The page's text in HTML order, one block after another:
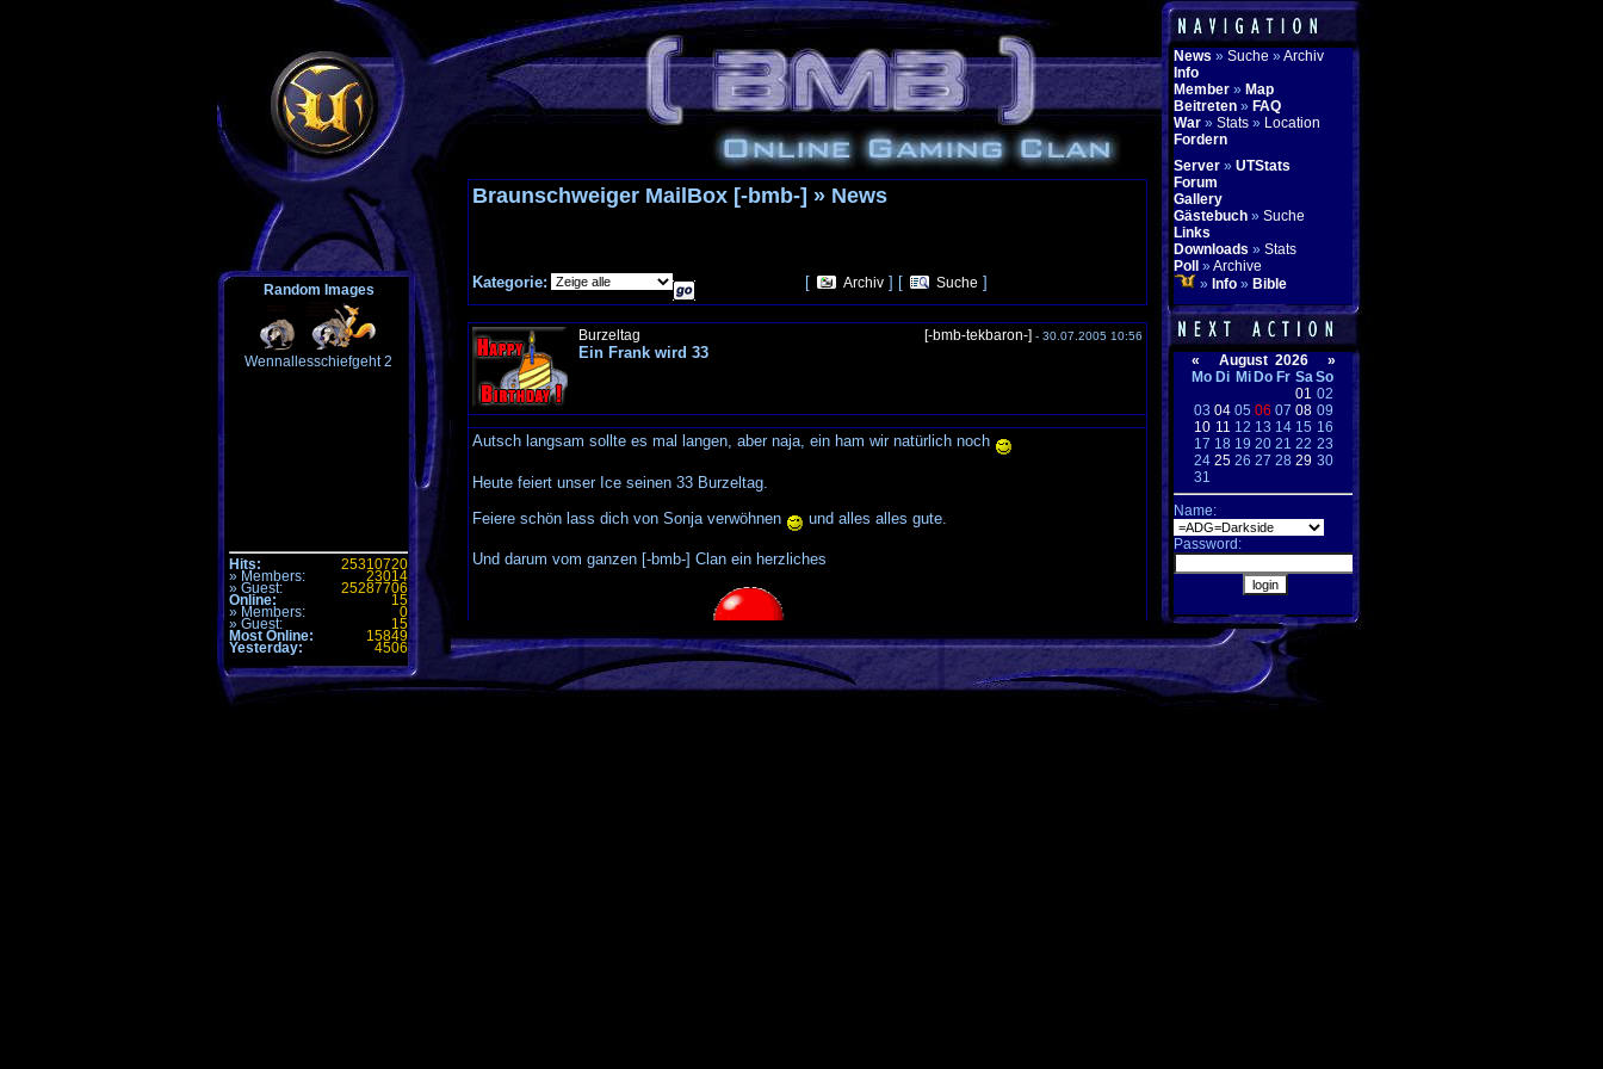
Random Images
Wennallesschiefgeht 2
Hits: 25310720
» Members: 23014
» Guest: 25287706
Online: 15
» Members: 0
» Guest: 15
Most Online: 15849
Yesterday: 4506
Braunschweiger MailBox [-bmb-] » News
Kategorie: [ Archiv ] [ Suche ]
Burzeltag
Ein Frank wird 33
[-bmb-tekbaron-] - 30.07.2005 10:56
Autsch langsam sollte es mal langen, aber naja, ein ham wir natürlich noch
Heute feiert unser Ice seinen 33 Burzeltag.
Feiere schön lass dich von Sonja verwöhnen
und alles alles gute.
Und darum vom ganzen [-bmb-] Clan ein herzliches
News » Suche » Archiv
Info
Member » Map
Beitreten » FAQ
War » Stats » Location
Fordern
Server » UTStats
Forum
Gallery
Gästebuch » Suche
Links
Downloads » Stats
Poll
» Archive
» Info » Bible
« August 2026
»
Mo Di Mi Do Fr SaSo
01 02
03 04 05 06 07 08 09
10 11 12 13 14 15 16
17 18 19 20 21 22 23
24 25 26 27 28 29 30
31
Name:
Password: